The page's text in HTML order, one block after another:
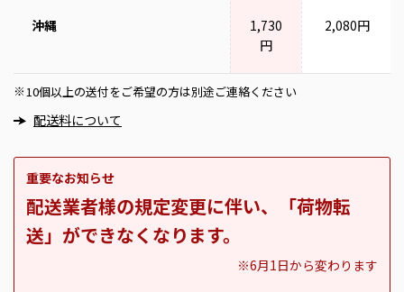
沖縄
1,730
円
2,080円
※ 10個以上の送付をご希望の方は別途ご連絡ください
配送料について
重要なお知らせ
配送業者様の規定変更に伴い、「荷物転
送」ができなくなります。
※6月1日から変わります